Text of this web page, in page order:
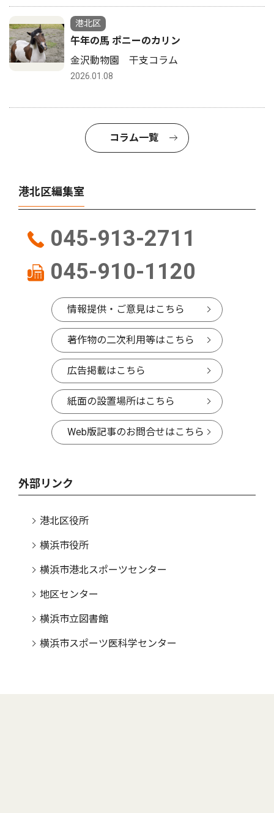
港北区
午年の馬 ポニーのカリン
金沢動物園 干支コラム
2026.01.08
コラム一覧
港北区編集室
045-913-2711
045-910-1120
情報提供・ご意見はこちら
著作物の二次利用等はこちら
広告掲載はこちら
紙面の設置場所はこちら
Web版記事のお問合せはこちら
外部リンク
港北区役所
横浜市役所
横浜市港北スポーツセンター
地区センター
横浜市立図書館
横浜市スポーツ医科学センター